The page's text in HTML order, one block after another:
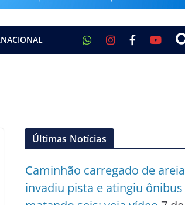
Últimas Notícias
Caminhão carregado de areia
invadiu pista e atingiu ônibus